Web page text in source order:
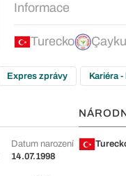
Informace
Turecko
Expres zprávy Kariéra
Datum narození
14.07.1998